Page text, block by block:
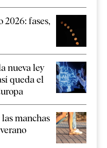
2026: fases,
nueva ley
queda el
manchas